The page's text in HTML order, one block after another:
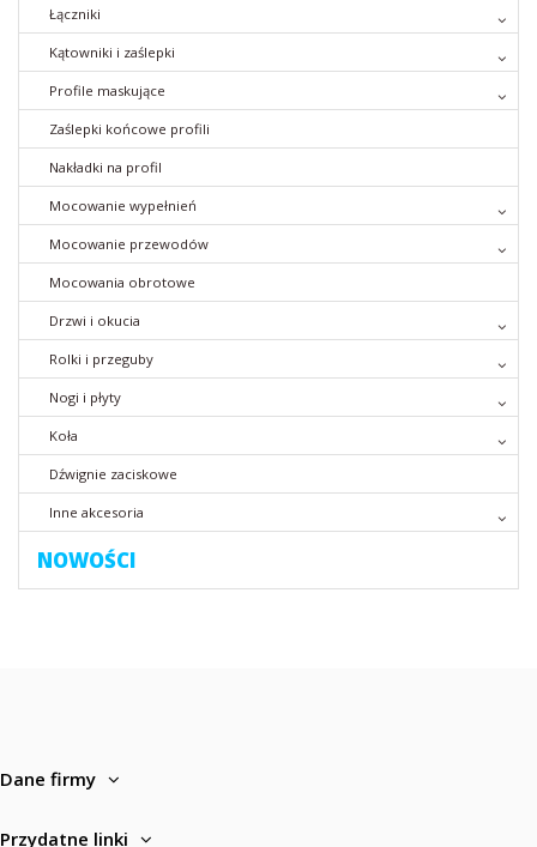
Łączniki
Kątowniki i zaślepki
Profile maskujące
Zaślepki końcowe profili
Nakładki na profil
Mocowanie wypełnień
Mocowanie przewodów
Mocowania obrotowe
Drzwi i okucia
Rolki i przeguby
Nogi i płyty
Koła
Dźwignie zaciskowe
Inne akcesoria
NOWOŚCI
Dane firmy
Przydatne linki